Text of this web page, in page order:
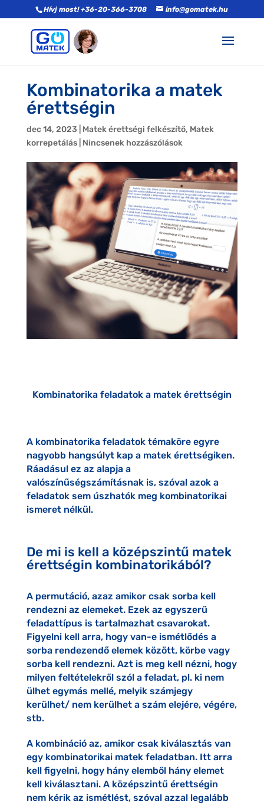
Hívj most! +36-20-366-3708 info@gomatek.hu
Kombinatorika a matek
érettségin
dec 14, 2023 Matek érettségi felkészítő, Matek
korrepetálás| Nincsenek hozzászólások
Kombinatorika feladatok a matek érettségin
A kombinatorika feladatok témaköre egyre
nagyobb hangsúlyt kap a matek érettségiken.
Ráadásul ez az alapja a
valószínűségszámításnak is, szóval azok a
feladatok sem úszhatók meg kombinatorikai
ismeret nélkül.
De mi is kell a középszintű matek
érettségin kombinatorikából?
A permutáció, azaz amikor csak sorba kell
rendezni az elemeket. Ezek az egyszerű
feladattípus is tartalmazhat csavarokat.
Figyelni kell arra, hogy van-e ismétlődés a
sorba rendezendő elemek között, körbe vagy
sorba kell rendezni. Azt is meg kell nézni, hogy
milyen feltételekről szól a feladat, pl. ki nem
ülhet egymás mellé, melyik számjegy
kerülhet/ nem kerülhet a szám elejére, végére,
stb.
A kombináció az, amikor csak kiválasztás van
egy kombinatorikai matek feladatban. Itt arra
kell figyelni, hogy hány elemből hány elemet
kell kiválasztani. A középszintű érettségin
nem kérik az ismétlést, szóval azzal legalább